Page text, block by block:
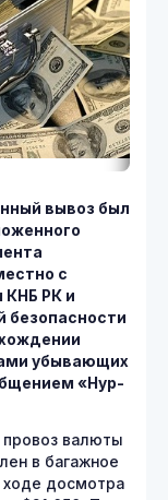
вывоз был
с
КНБ РК и
безопасности
убывающих
«Нур-
провоз валюты
в багажное
досмотра